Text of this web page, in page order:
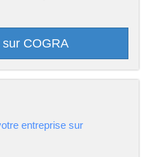
COGRA
entreprise sur